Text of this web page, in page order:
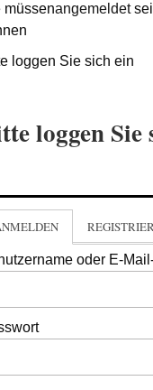
müssenangemeldet
loggen Sie sich ein
loggen Sie
oder E-